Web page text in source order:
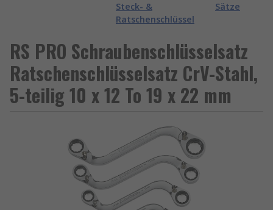
Steck- &
Ratschenschlüssel
Sätze
RS PRO Schraubenschlüsselsatz
Ratschenschlüsselsatz CrV-Stahl,
5-teilig 10 x 12 To 19 x 22 mm